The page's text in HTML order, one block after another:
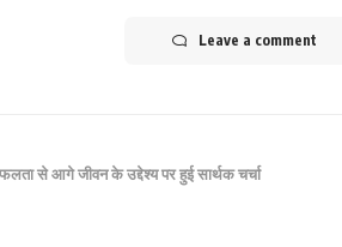
Leave a comment
से आगे जीवन के उद्देश्य पर हुई सार्थक चर्चा